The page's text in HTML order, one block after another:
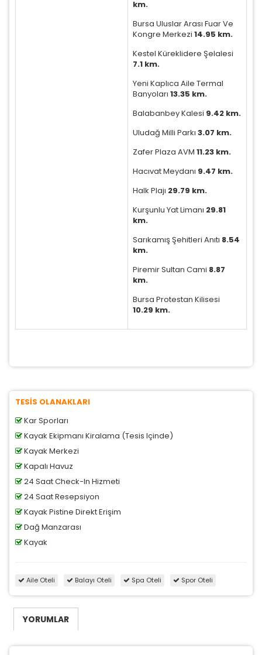
Ziyaretçilerin siteyi nasıl kullandığını anonim olarak
ölçeriz. Hangi sayfaların popüler olduğunu ve
için kullanılır. Kapatırsanız reklamları görmeye devam
km.
Bursa Uluslar Arası Fuar Ve
Kongre Merkezi 14.95 km.
Kestel Küreklidere Şelalesi
7.1 km.
Yeni Kaplıca Aile Termal
Banyoları 13.35 km.
Balabanbey Kalesi 9.42 km.
Uludağ Milli Parkı 3.07 km.
Zafer Plaza AVM 11.23 km.
Hacıvat Meydanı 9.47 km.
Halk Plajı 29.79 km.
Kurşunlu Yat Limanı 29.81
km.
Sarıkamış Şehitleri Anıtı 8.54
km.
Piremir Sultan Cami 8.87
km.
Bursa Protestan Kilisesi
10.29 km.
TESİS OLANAKLARI
Kar Sporları
Kayak Ekipmanı Kiralama (Tesis Içinde)
Kayak Merkezi
Kapalı Havuz
24 Saat Check-In Hizmeti
24 Saat Resepsiyon
Kayak Pistine Direkt Erişim
Dağ Manzarası
Kayak
Aile Oteli Balayı Oteli Spa Oteli Spor Oteli
YORUMLAR